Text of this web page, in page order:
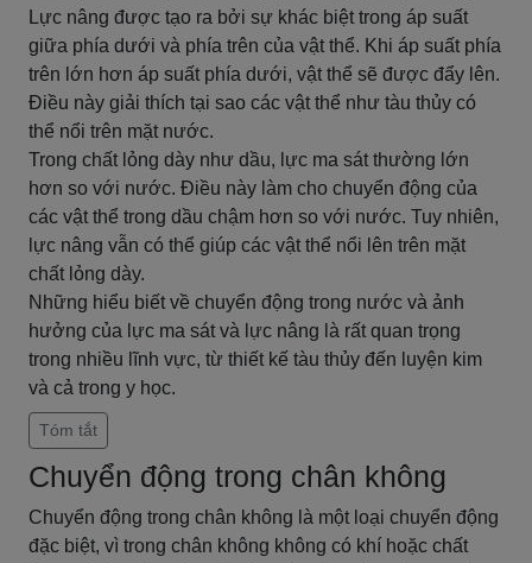
Lực nâng được tạo ra bởi sự khác biệt trong áp suất
giữa phía dưới và phía trên của vật thể. Khi áp suất phía
trên lớn hơn áp suất phía dưới, vật thể sẽ được đẩy lên.
Điều này giải thích tại sao các vật thể như tàu thủy có
thể nổi trên mặt nước.
Trong chất lỏng dày như dầu, lực ma sát thường lớn
hơn so với nước. Điều này làm cho chuyển động của
các vật thể trong dầu chậm hơn so với nước. Tuy nhiên,
lực nâng vẫn có thể giúp các vật thể nổi lên trên mặt
chất lỏng dày.
Những hiểu biết về chuyển động trong nước và ảnh
hưởng của lực ma sát và lực nâng là rất quan trọng
trong nhiều lĩnh vực, từ thiết kế tàu thủy đến luyện kim
và cả trong y học.
Tóm tắt
Chuyển động trong chân không
Chuyển động trong chân không là một loại chuyển động
đặc biệt, vì trong chân không không có khí hoặc chất